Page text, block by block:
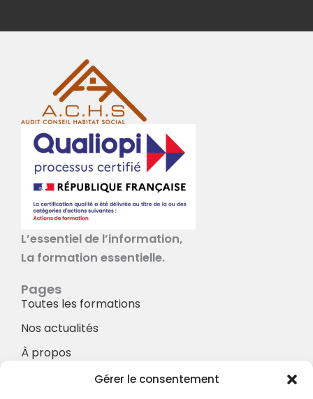
Gérer le consentement
L’essentiel de l’information,
La formation essentielle.
Pages
Toutes les formations
Nos actualités
À propos